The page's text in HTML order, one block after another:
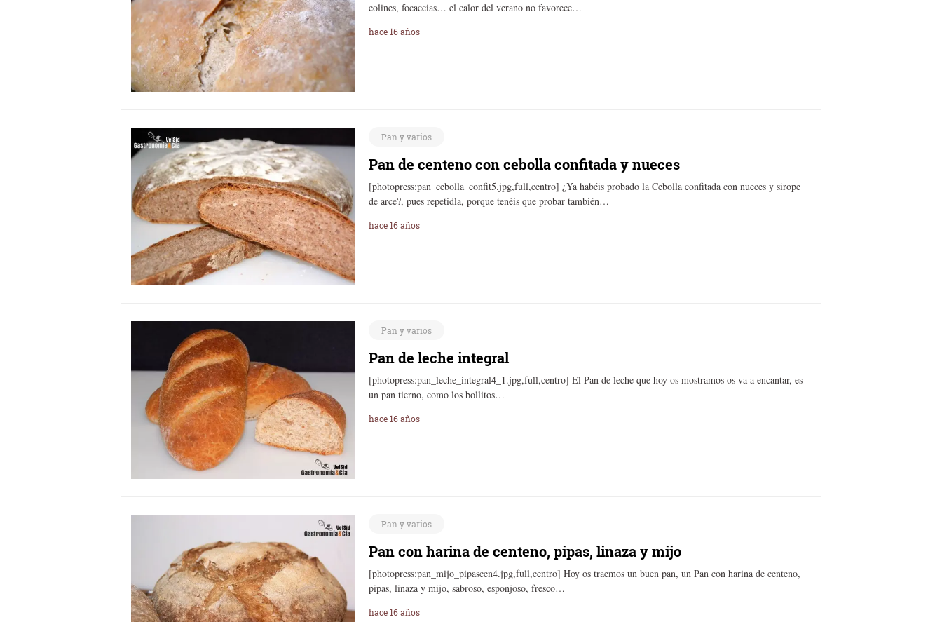
colines, focaccias… el calor del verano no favorece…
hace 16 años
Pan y varios
Pan de centeno con cebolla confitada y nueces
[photopress:pan_cebolla_confit5.jpg,full,centro] ¿Ya habéis probado la Cebolla confitada con nueces y sirope
de arce?, pues repetidla, porque tenéis que probar también…
hace 16 años
Pan y varios
Pan de leche integral
[photopress:pan_leche_integral4_1.jpg,full,centro] El Pan de leche que hoy os mostramos os va a encantar, es
un pan tierno, como los bollitos…
hace 16 años
Pan y varios
Pan con harina de centeno, pipas, linaza y mijo
[photopress:pan_mijo_pipascen4.jpg,full,centro] Hoy os traemos un buen pan, un Pan con harina de centeno,
pipas, linaza y mijo, sabroso, esponjoso, fresco…
hace 16 años